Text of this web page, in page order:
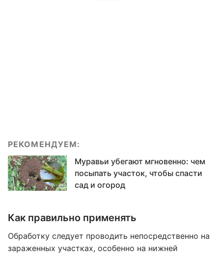
РЕКОМЕНДУЕМ:
Муравьи убегают мгновенно: чем
посыпать участок, чтобы спасти
сад и огород
Как правильно применять
Обработку следует проводить непосредственно на
зараженных участках, особенно на нижней